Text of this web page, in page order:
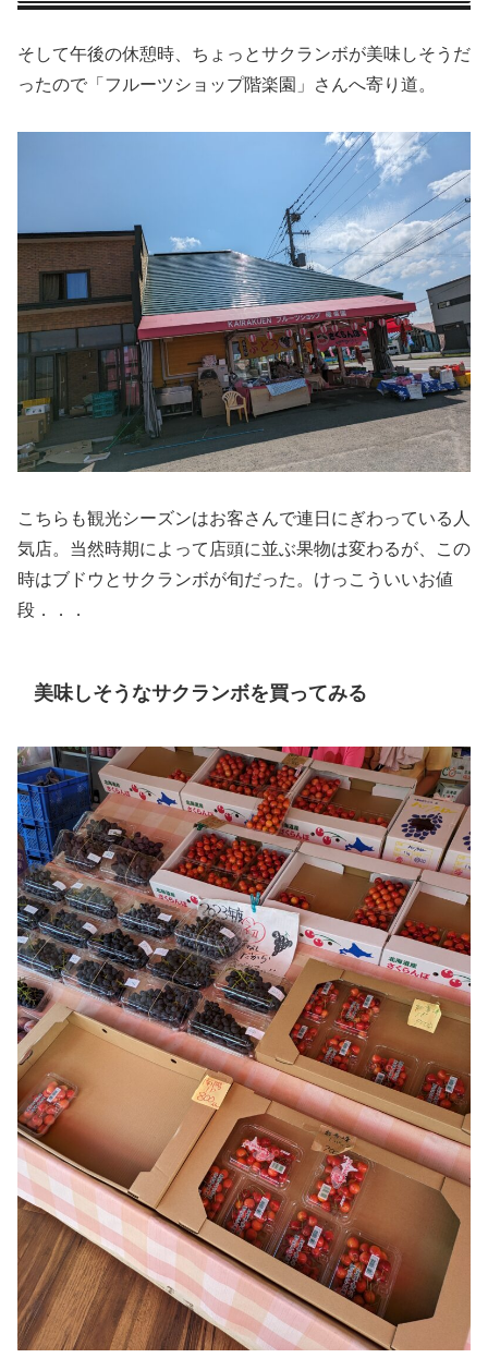
そして午後の休憩時、ちょっとサクランボが美味しそうだ
ったので「フルーツショップ階楽園」さんへ寄り道。
こちらも観光シーズンはお客さんで連日にぎわっている人
気店。当然時期によって店頭に並ぶ果物は変わるが、この
時はブドウとサクランボが旬だった。けっこういいお値
段．．．
美味しそうなサクランボを買ってみる